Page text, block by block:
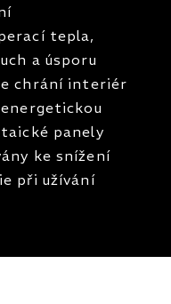
tepla,
a úsporu
chrání interiér
panely
ke snížení
při užívání